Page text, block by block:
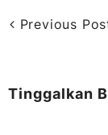
Previous
Tinggalkan